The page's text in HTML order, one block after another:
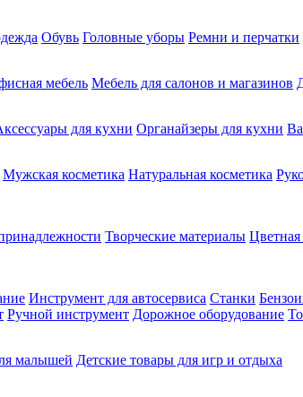
Обувь Головные уборы Ремни и перчатки
мебель Мебель для салонов и магазинов
для кухни Органайзеры для кухни
Мужская косметика Натуральная косметика
Творческие материалы Цветная
Инструмент для автосервиса Станки
Ручной инструмент Дорожное оборудование
малышей Детские товары для игр и отдыха